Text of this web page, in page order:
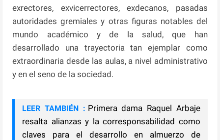
exrectores, exvicerrectores, exdecanos, pasadas
autoridades gremiales y otras figuras notables del
mundo académico y de la salud, que han
desarrollado una trayectoria tan ejemplar como
extraordinaria desde las aulas, a nivel administrativo
y en el seno de la sociedad.
LEER TAMBIÉN : Primera dama Raquel Arbaje
resalta alianzas y la corresponsabilidad como
claves para el desarrollo en almuerzo de